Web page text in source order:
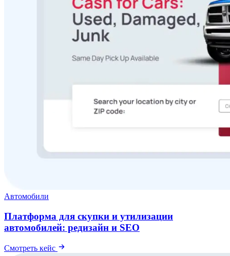
Автомобили
Платформа для скупки и утилизации
автомобилей: редизайн и SEO
Смотреть кейс